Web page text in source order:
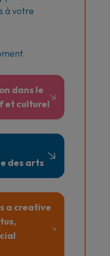
à votre
dans le
et culturel
des arts
a creative